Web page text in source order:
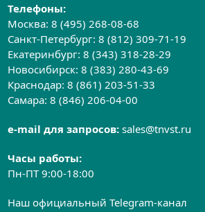
Телефоны:
Москва:8 (495) 268-08-68
Санкт-Петербург:8 (812) 309-71-19
Екатеринбург:8 (343) 318-28-29
Новосибирск:8 (383) 280-43-69
Краснодар:8 (861) 203-51-33
Самара:8 (846) 206-04-00
e-mail для запросов:sales@tnvst.ru
Часы работы:
Пн-ПТ 9:00-18:00
Наш официальный Telegram-канал